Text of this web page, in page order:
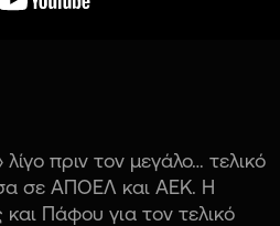
πριν τον μεγάλο… τελικό
σε ΑΠΟΕΛ και ΑΕΚ. Η
Πάφου για τον τελικό